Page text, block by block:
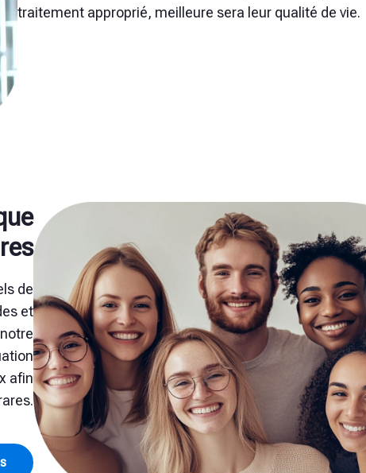
traitement approprié, meilleure sera leur qualité de vie.
de
et
afin